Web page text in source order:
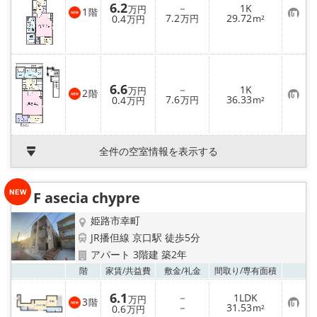
1 階 6.2万円
0.4万円
－
7.2万円
1K
29.72m² お
気
に
入
り
登
録
2階 6.6万円
0.4万円
－
7.6万円
1K
36.33m² お
気
に
入
り
全件の空室情報を表示する
F asecia chypre
姫路市幸町
JR播但線 京口駅 徒歩5分
アパート 3階建 築2年
階 家賃/共益費 敷金/礼金 間取り/専有面積
3階 6.1万円
0.6万円
－
－
1LDK
31.53m² お